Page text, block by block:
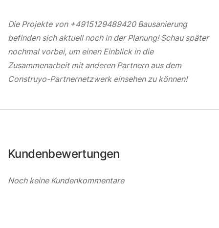
Die Projekte von +4915129489420 Bausanierung
befinden sich aktuell noch in der Planung! Schau später
nochmal vorbei, um einen Einblick in die
Zusammenarbeit mit anderen Partnern aus dem
Construyo-Partnernetzwerk einsehen zu können!
Kundenbewertungen
Noch keine Kundenkommentare